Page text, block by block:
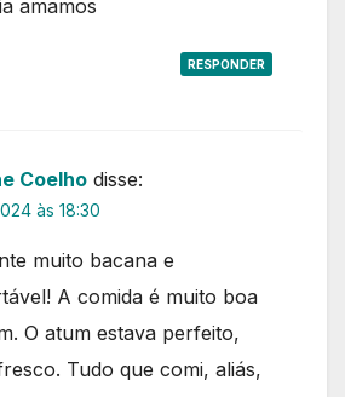
amamos
RESPONDER
Coelho disse:
às 18:30
muito bacana e
A comida é muito boa
O atum estava perfeito,
Tudo que comi, aliás,